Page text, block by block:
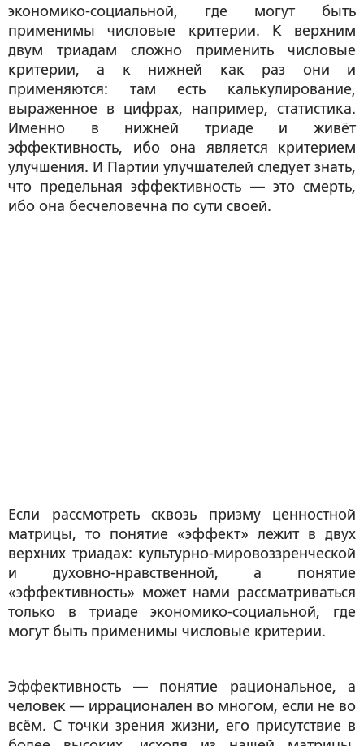
экономико-социальной, где могут быть
применимы числовые критерии. К верхним
двум триадам сложно применить числовые
критерии, а к нижней как раз они и
применяются: там есть калькулирование,
выраженное в цифрах, например, статистика.
Именно в нижней триаде и живёт
эффективность, ибо она является критерием
улучшения. И Партии улучшателей следует знать,
что предельная эффективность — это смерть,
ибо она бесчеловечна по сути своей.
Если рассмотреть сквозь призму ценностной
матрицы, то понятие «эффект» лежит в двух
верхних триадах: культурно-мировоззренческой
и духовно-нравственной, а понятие
«эффективность» может нами рассматриваться
только в триаде экономико-социальной, где
могут быть применимы числовые критерии.
Эффективность — понятие рациональное, а
человек — иррационален во многом, если не во
всём. С точки зрения жизни, его присутствие в